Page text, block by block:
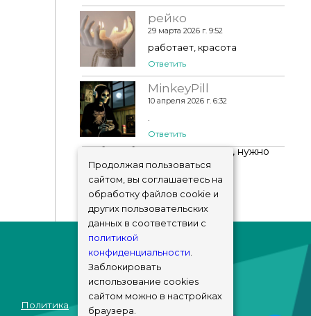
рейко
29 марта 2026 г. 9:52
работает, красота
Ответить
MinkeyPill
10 апреля 2026 г. 6:32
.
Ответить
Чтобы добавить комментарий, нужно
авторизоваться!
Политика
Продолжая пользоваться
сайтом, вы соглашаетесь на
обработку файлов cookie и
других пользовательских
данных в соответствии с
политикой
конфиденциальности.
Заблокировать
использование cookies
сайтом можно в настройках
браузера.